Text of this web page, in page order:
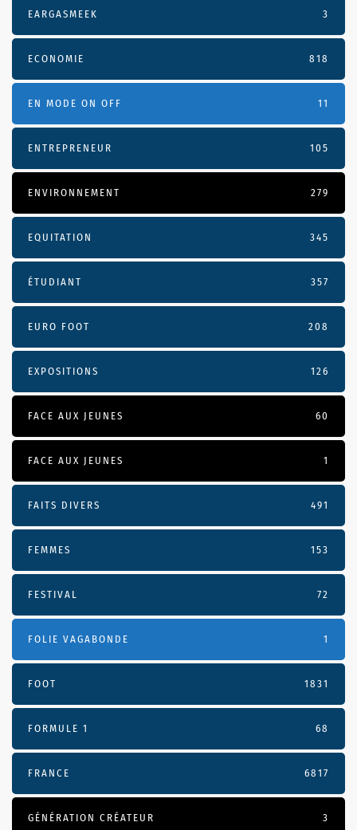
EARGASMEEK 3
ECONOMIE 818
EN MODE ON OFF 11
ENTREPRENEUR 105
ENVIRONNEMENT 279
EQUITATION 345
ÉTUDIANT 357
EURO FOOT 208
EXPOSITIONS 126
FACE AUX JEUNES 60
FACE AUX JEUNES 1
FAITS DIVERS 491
FEMMES 153
FESTIVAL 72
FOLIE VAGABONDE 1
FOOT 1831
FORMULE 1 68
FRANCE 6817
GÉNÉRATION CRÉATEUR 3